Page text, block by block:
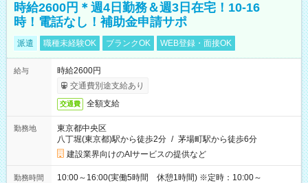
時給2600円＊週4日勤務＆週3日在宅！10-16
時！電話なし！補助金申請サポ
派遣 職種未経験OK ブランクOK WEB登録・面接OK
給与
時給2600円
交通費別途支給あり
交通費 全額支給
勤務地
東京都中央区
八丁堀(東京都)駅から徒歩2分 / 茅場町駅から徒歩6分
建設業界向けのAIサービスの提供など
勤務時間 10:00～16:00(実働5時間 休憩1時間) ※定時：10:00～